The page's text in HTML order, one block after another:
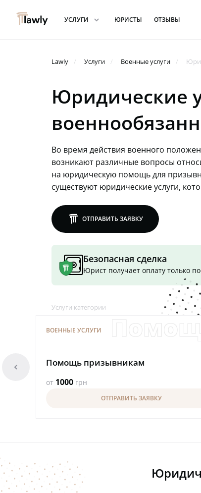
УСЛУГИ arrowdown ЮРИСТЫ ОТЗЫВЫ
Lawly Услуги Военные услуги
Юридические
Во время действия военного
возникают различные вопросы
на юридическую помощь для
существуют юридические услуги,
lawly ОТПРАВИТЬ ЗАЯВКУ
Безопасная сделка
Юрист получает оплату только
Услуги категории
ВОЕННЫЕ УСЛУГИ
Помощь призывникам
от 1000 грн
ОТПРАВИТЬ ЗАЯВКУ
arrowleft